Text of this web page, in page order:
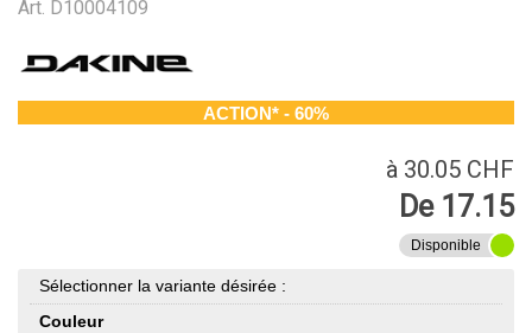
Art. D10004109
ACTION* - 60%
à 30.05 CHF
De 17.15
Disponible
Sélectionner la variante désirée :
Couleur